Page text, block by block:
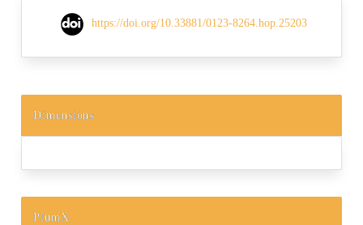
https://doi.org/10.33881/0123-8264.hop.25203
Dimensions
PlumX